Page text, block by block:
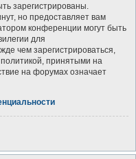
зарегистрированы.
но предоставляет вам
конференции могут быть
для
чем зарегистрироваться,
принятыми на
на форумах означает